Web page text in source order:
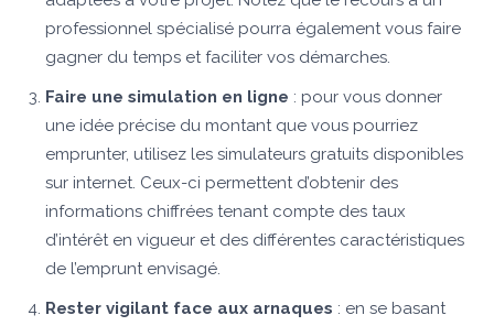
professionnel spécialisé pourra également vous faire
gagner du temps et faciliter vos démarches.
Faire une simulation en ligne : pour vous donner
une idée précise du montant que vous pourriez
emprunter, utilisez les simulateurs gratuits disponibles
sur internet. Ceux-ci permettent d’obtenir des
informations chiffrées tenant compte des taux
d’intérêt en vigueur et des différentes caractéristiques
de l’emprunt envisagé.
Rester vigilant face aux arnaques : en se basant